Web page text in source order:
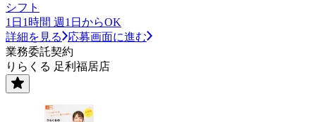
シフト
1日1時間 週1日からOK
詳細を見る
応募画面に進む
業務委託契約
りらくる 足利福居店